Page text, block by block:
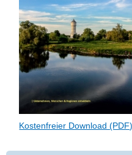
Kostenfreier Download (PDF)